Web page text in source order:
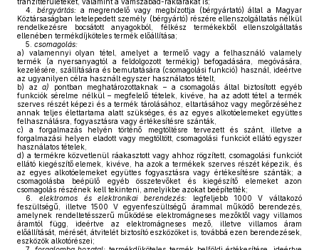
4.
bérgyártás:a megrendelő vagy megbízottja (bérgyártató) által a Magyar
Köztársaságban letelepedett személy (bérgyártó) részére ellenszolgáltatás nélkül
rendelkezésre bocsátott anyagokból, félkész termékekből ellenszolgáltatás
ellenében termékdíjköteles termék előállítása;
5. csomagolás:
a) valamennyi olyan tétel, amelyet a termelő vagy a felhasználó valamely
termék (a nyersanyagtól a feldolgozott termékig) befogadására, megóvására,
kezelésére, szállítására és bemutatására (csomagolási funkció) használ, ideértve
az ugyanilyen célra használt egyszer használatos tételt,
b) aza)
pontban meghatározottaknak – a csomagolás által biztosított egyéb
funkciók sérelme nélkül – megfelelő tételek, kivéve, ha az adott tétel a termék
szerves részét képezi és a termék tárolásához, eltartásához vagy megőrzéséhez
annak teljes élettartama alatt szükséges, és az egyes alkotóelemeket együttes
felhasználásra, fogyasztásra vagy értékesítésre szánták,
c) a forgalmazás helyén történő megtöltésre tervezett és szánt, illetve a
forgalmazási helyen eladott vagy megtöltött, csomagolási funkciót ellátó egyszer
használatos tételek,
d) a termékre közvetlenül ráakasztott vagy ahhoz rögzített, csomagolási funkciót
ellátó kiegészítő elemek, kivéve, ha azok a termékek szerves részét képezik, és
az egyes alkotóelemeket együttes fogyasztásra vagy értékesítésre szánták; a
csomagolásba beépülő egyéb összetevőket és kiegészítő elemeket azon
csomagolás részének kell tekinteni, amelyikbe azokat beépítették;
6.
elektromos és elektronikai berendezés: legfeljebb 1000 V váltakozó
feszültségű, illetve 1500 V egyenfeszültségű árammal működő berendezés,
amelynek rendeltetésszerű működése elektromágneses mezőktől vagy villamos
áramtól függ, ideértve az elektromágneses mező, illetve villamos áram
előállítását, mérését, átvitelét biztosító eszközöket is, továbbá ezen berendezések,
eszközök alkotórészei;